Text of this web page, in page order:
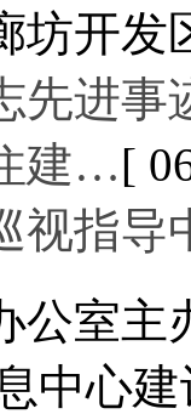
坊开
先进事
建…[
视指导
公室
中心建